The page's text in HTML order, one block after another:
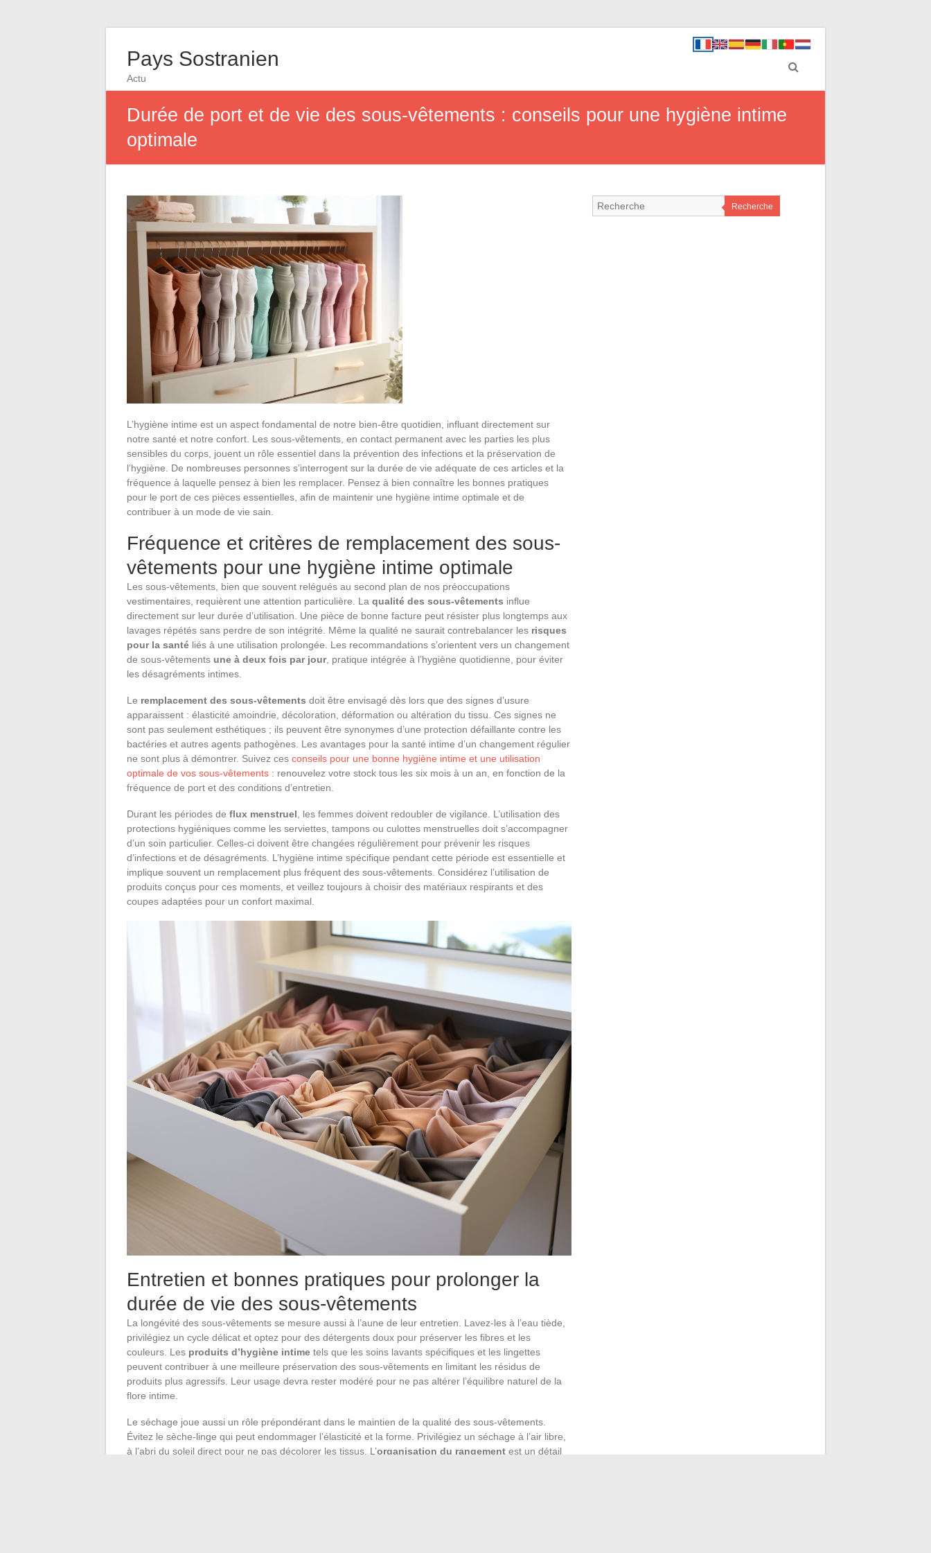
Pays Sostranien
Actu
Durée de port et de vie des sous-vêtements : conseils pour une hygiène intime
optimale
L’hygiène intime est un aspect fondamental de notre bien-être quotidien, influant directement sur
notre santé et notre confort. Les sous-vêtements, en contact permanent avec les parties les plus
sensibles du corps, jouent un rôle essentiel dans la prévention des infections et la préservation de
l’hygiène. De nombreuses personnes s’interrogent sur la durée de vie adéquate de ces articles et la
fréquence à laquelle pensez à bien les remplacer. Pensez à bien connaître les bonnes pratiques
pour le port de ces pièces essentielles, afin de maintenir une hygiène intime optimale et de
contribuer à un mode de vie sain.
Fréquence et critères de remplacement des sous-
vêtements pour une hygiène intime optimale
Les sous-vêtements, bien que souvent relégués au second plan de nos préoccupations
vestimentaires, requièrent une attention particulière. La qualité des sous-vêtements influe
directement sur leur durée d’utilisation. Une pièce de bonne facture peut résister plus longtemps aux
lavages répétés sans perdre de son intégrité. Même la qualité ne saurait contrebalancer les risques
pour la santé liés à une utilisation prolongée. Les recommandations s’orientent vers un changement
de sous-vêtements une à deux fois par jour, pratique intégrée à l’hygiène quotidienne, pour éviter
les désagréments intimes.
Le remplacement des sous-vêtements doit être envisagé dès lors que des signes d’usure
apparaissent : élasticité amoindrie, décoloration, déformation ou altération du tissu. Ces signes ne
sont pas seulement esthétiques ; ils peuvent être synonymes d’une protection défaillante contre les
bactéries et autres agents pathogènes. Les avantages pour la santé intime d’un changement régulier
ne sont plus à démontrer. Suivez ces conseils pour une bonne hygiène intime et une utilisation
optimale de vos sous-vêtements : renouvelez votre stock tous les six mois à un an, en fonction de la
fréquence de port et des conditions d’entretien.
Durant les périodes de flux menstruel , les femmes doivent redoubler de vigilance. L’utilisation des
protections hygiéniques comme les serviettes, tampons ou culottes menstruelles doit s’accompagner
d’un soin particulier. Celles-ci doivent être changées régulièrement pour prévenir les risques
d’infections et de désagréments. L’hygiène intime spécifique pendant cette période est essentielle et
implique souvent un remplacement plus fréquent des sous-vêtements. Considérez l’utilisation de
produits conçus pour ces moments, et veillez toujours à choisir des matériaux respirants et des
coupes adaptées pour un confort maximal.
Entretien et bonnes pratiques pour prolonger la
durée de vie des sous-vêtements
La longévité des sous-vêtements se mesure aussi à l’aune de leur entretien. Lavez-les à l’eau tiède,
privilégiez un cycle délicat et optez pour des détergents doux pour préserver les fibres et les
couleurs. Les produits d’hygiène intime tels que les soins lavants spécifiques et les lingettes
peuvent contribuer à une meilleure préservation des sous-vêtements en limitant les résidus de
produits plus agressifs. Leur usage devra rester modéré pour ne pas altérer l’équilibre naturel de la
flore intime.
Le séchage joue aussi un rôle prépondérant dans le maintien de la qualité des sous-vêtements.
Évitez le sèche-linge qui peut endommager l’élasticité et la forme. Privilégiez un séchage à l’air libre,
à l’abri du soleil direct pour ne pas décolorer les tissus. L’organisation du rangement est un détail
Recherche